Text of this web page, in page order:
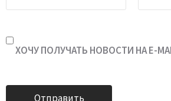
ХОЧУ ПОЛУЧАТЬ НОВОСТИ НА E-